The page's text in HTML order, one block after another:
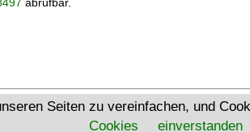
Ökumenisches
Seiten zu vereinfachen, und
Cookies
einverstanden